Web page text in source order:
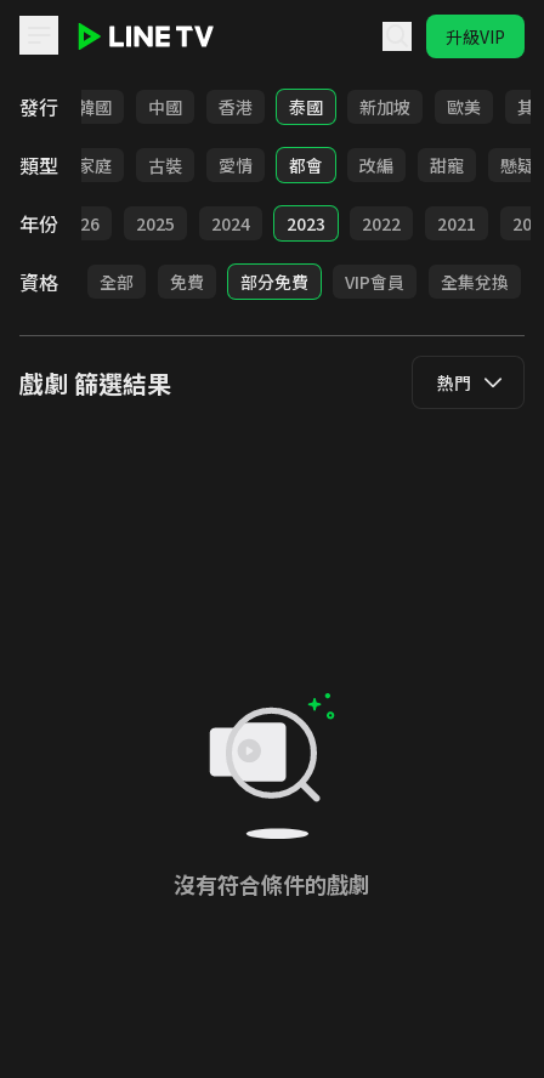
升級VIP
發行
日本 韓國 中國 香港 泰國 新加坡 歐美 其
類型
校園 家庭 古裝 愛情 都會 改編 甜寵 懸疑
年份
部 2026 2025 2024 2023 2022 2021
資格 全部 免費 部分免費 VIP會員 全集兌換
戲劇 篩選結果 熱門
沒有符合條件的戲劇